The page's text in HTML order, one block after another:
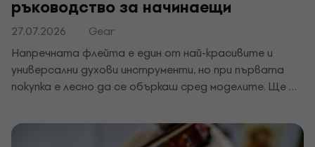
ръководство за начинаещи
27.07.2026
Gear
Напречната флейта е един от най-красивите и
универсални духови инструменти, но при първата
покупка е лесно да се объркаш сред моделите. Ще ти
какво да внимаваш при клапите и материала и коя
напречна флейта е подходяща за начинаещ или